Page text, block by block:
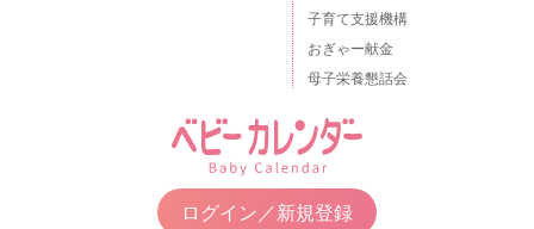
子育て支援機構
おぎゃー献金
母子栄養懇話会
ログイン／新規登録